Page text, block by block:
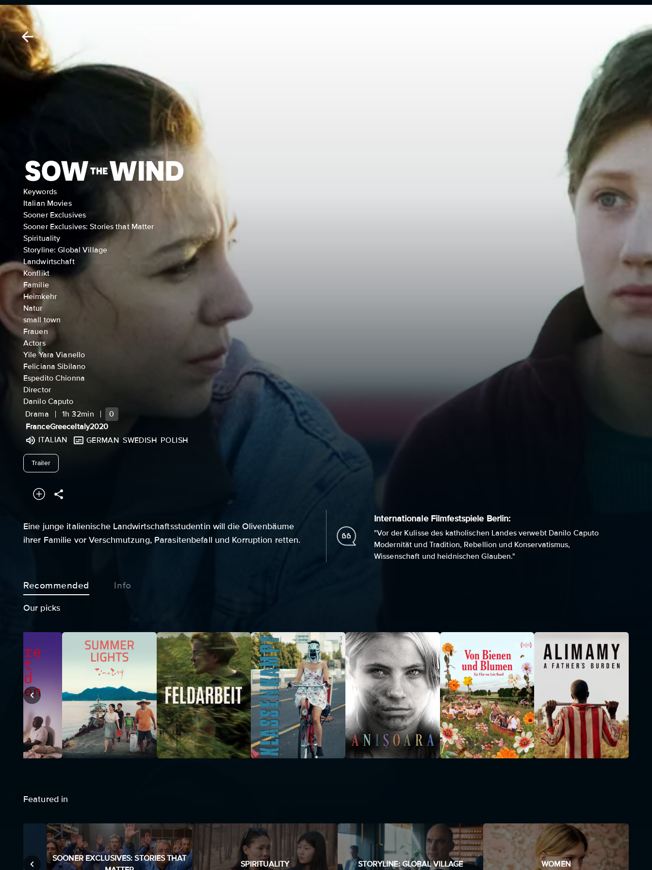
Keywords
Italian Movies
Sooner Exclusives
Sooner Exclusives: Stories that Matter
Spirituality
Storyline: Global Village
Landwirtschaft
Konflikt
Familie
Heimkehr
Natur
small town
Frauen
Actors
Yile Yara Vianello
Feliciana Sibilano
Espedito Chionna
Director
Danilo Caputo
Drama
1h 32min
0
FranceGreeceItaly2020
ITALIAN
GERMAN SWEDISH POLISH
Trailerundefined
Eine junge italienische Landwirtschaftsstudentin will die Olivenbäume
ihrer Familie vor Verschmutzung, Parasitenbefall und Korruption retten.
Internationale Filmfestspiele Berlin:
"Vor der Kulisse des katholischen Landes verwebt Danilo Caputo
Modernität und Tradition, Rebellion und Konservatismus,
Wissenschaft und heidnischen Glauben."
Recommended Info
Our picks
Featured in
SOONER EXCLUSIVES: STORIES THAT
SPIRITUALITY STORYLINE: GLOBAL VILLAGE WOMEN